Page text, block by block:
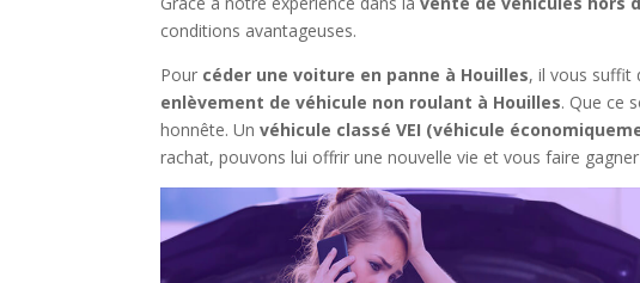
conditions avantageuses.
Pour céder une voiture en panne à Houilles, il vous suffit
enlèvement de véhicule non roulant à Houilles. Que ce
honnête. Unvéhicule classé VEI (véhicule
rachat, pouvons lui offrir une nouvelle vie et vous faire